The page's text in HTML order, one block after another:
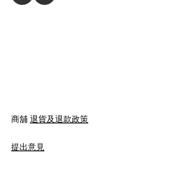
商舖 退貨及退款政策
提出意見